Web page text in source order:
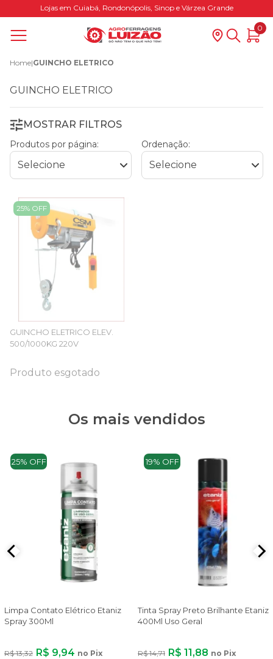
Lojas em Cuiabá, Rondonópolis, Sinop e Várzea Grande
0
Home|GUINCHO ELETRICO
GUINCHO ELETRICO
MOSTRAR FILTROS
Produtos por página: Ordenação:
25% OFF
GUINCHO ELETRICO ELEV.
500/1000KG 220V
Produto esgotado
Os mais vendidos
25% OFF
Limpa Contato Elétrico Etaniz
Spray 300Ml
R$ 13,32 R$ 9,94 no Pix
19% OFF
Tinta Spray Preto Brilhante Etaniz
400Ml Uso Geral
R$ 14,71 R$ 11,88 no Pix